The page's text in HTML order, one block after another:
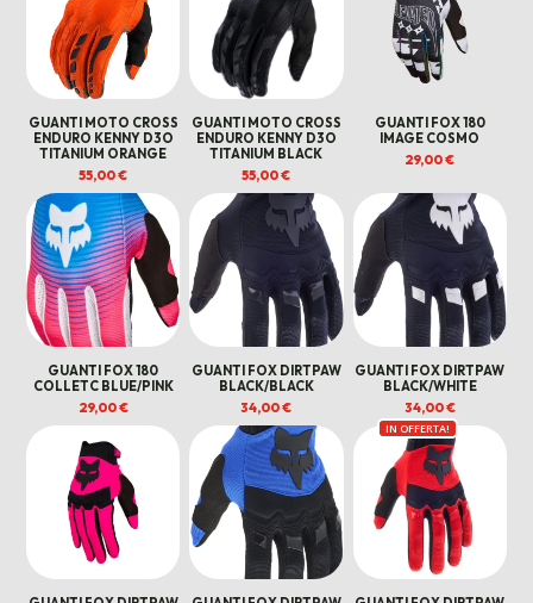
GUANTI MOTO CROSS
ENDURO KENNY D3O
TITANIUM ORANGE
55,00€
GUANTI MOTO CROSS
ENDURO KENNY D3O
TITANIUM BLACK
55,00€
GUANTI FOX 180
IMAGE COSMO
29,00€
GUANTI FOX 180
COLLETC BLUE/PINK
29,00€
GUANTI FOX DIRTPAW
BLACK/BLACK
34,00€
GUANTI FOX DIRTPAW
BLACK/WHITE
34,00€
IN OFFERTA!